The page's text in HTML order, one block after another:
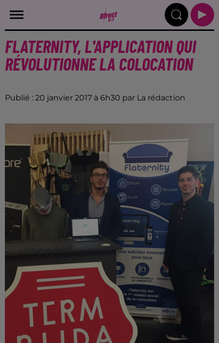
FLATERNITY, L'APPLICATION QUI
RÉVOLUTIONNE LA COLOCATION
Publié : 20 janvier 2017 à 6h30 par La rédaction